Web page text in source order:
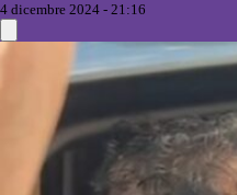
4 dicembre 2024 - 21:16